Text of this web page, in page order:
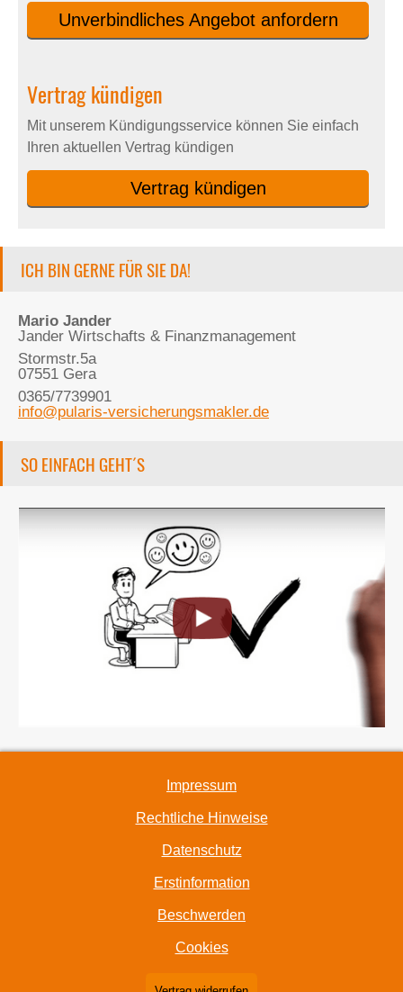
Unverbindliches An­ge­bot an­for­dern
Vertrag kündigen
Mit unserem Kündigungsservice können Sie einfach
Ihren aktuellen Vertrag kündigen
Vertrag kündigen
ICH BIN GERNE FÜR SIE DA!
Mario Jander
Jander Wirtschafts & Finanzmanagement
Stormstr.5a
07551 Gera
0365/7739901
info@pularis-versicherungsmakler.de
SO EINFACH GEHT´S
Impressum
Rechtliche Hinweise
Datenschutz
Erstinformation
Beschwerden
Cookies